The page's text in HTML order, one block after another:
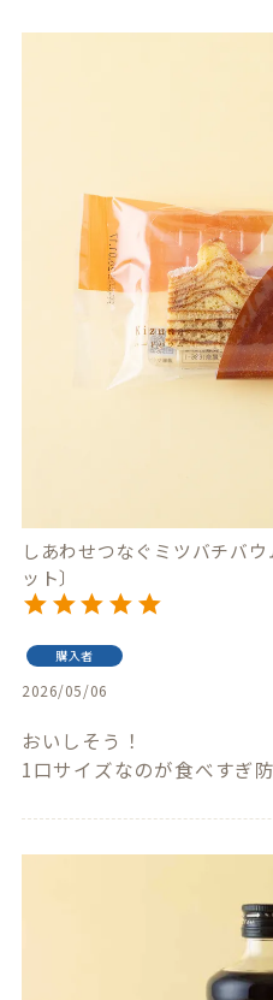
しあわせつなぐミツバチバ
ット〕
購入者
2026/05/06
おいしそう！
1口サイズなのが食べすぎ